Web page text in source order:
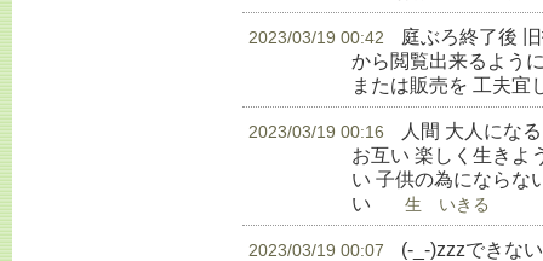
2023/03/19 00:42
庭ぶろ終了後
から閲覧出来るよう
または販売を 工夫宜
2023/03/19 00:16
人間 大人にな
お互い 楽しく生きよ
い 子供の為にならな
い 生 いきる
2023/03/19 00:07
(-_-)zzzできな